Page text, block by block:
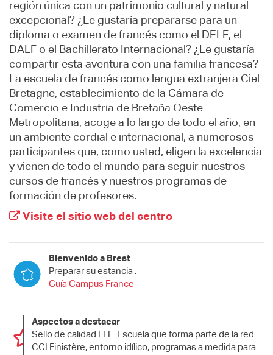
región única con un patrimonio cultural y natural
excepcional? ¿Le gustaría prepararse para un
diploma o examen de francés como el DELF, el
DALF o el Bachillerato Internacional? ¿Le gustaría
compartir esta aventura con una familia francesa?
La escuela de francés como lengua extranjera Ciel
Bretagne, establecimiento de la Cámara de
Comercio e Industria de Bretaña Oeste
Metropolitana, acoge a lo largo de todo el año, en
un ambiente cordial e internacional, a numerosos
participantes que, como usted, eligen la excelencia
y vienen de todo el mundo para seguir nuestros
cursos de francés y nuestros programas de
formación de profesores.
Visite el sitio web del centro
Bienvenido a Brest
Preparar su estancia :
Guía Campus France
Aspectos a destacar
Sello de calidad FLE. Escuela que forma parte de la red
CCI Finistère, entorno idílico, programas a medida para